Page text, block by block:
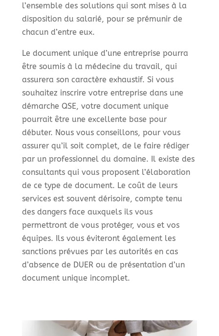
l’ensemble des solutions qui sont mises à la
disposition du salarié, pour se prémunir de
chacun d’entre eux.
Le document unique d’une entreprise pourra
être soumis à la médecine du travail, qui
assurera son caractère exhaustif. Si vous
souhaitez inscrire votre entreprise dans une
démarche QSE, votre document unique
pourrait être une excellente base pour
débuter. Nous vous conseillons, pour vous
assurer qu’il soit complet, de le faire rédiger
par un professionnel du domaine. Il existe des
consultants qui vous proposent l’élaboration
de ce type de document. Le coût de leurs
services est souvent dérisoire, compte tenu
des dangers face auxquels ils vous
permettront de vous protéger, vous et vos
équipes. Ils vous éviteront également les
sanctions prévues par les autorités en cas
d’absence de DUER ou de présentation d’un
document unique incomplet.